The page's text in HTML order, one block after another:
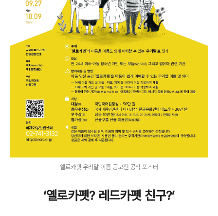
옐로카펫 우리말 이름 공모전 공식 포스터
‘옐로카펫? 레드카펫 친구?’